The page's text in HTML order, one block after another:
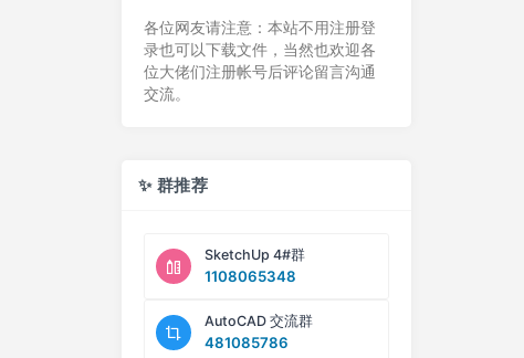
各位网友请注意：本站不用注册登
录也可以下载文件，当然也欢迎各
位大佬们注册帐号后评论留言沟通
交流。
✨ 群推荐
SketchUp 4#群
1108065348
AutoCAD 交流群
481085786